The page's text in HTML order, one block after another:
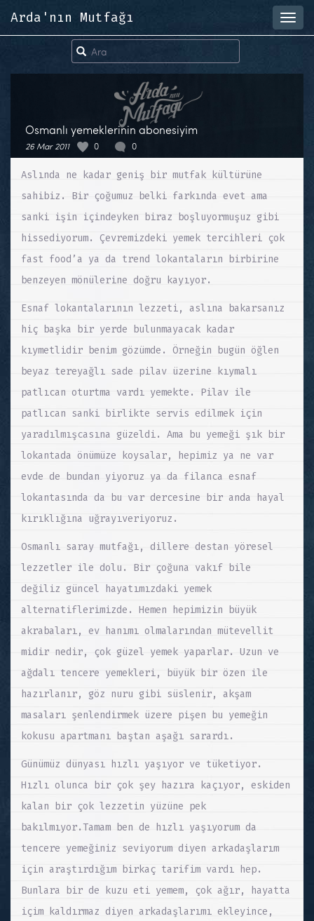
Arda'nın Mutfağı
Osmanlı yemeklerinin abonesiyim
26 Mar 2011 0 0
Aslında ne kadar geniş bir mutfak kültürüne
sahibiz. Bir çoğumuz belki farkında evet ama
sanki işin içindeyken biraz boşluyormuşuz gibi
hissediyorum. Çevremizdeki yemek tercihleri çok
fast food’a ya da trend lokantaların birbirine
benzeyen mönülerine doğru kayıyor.
Esnaf lokantalarının lezzeti, aslına bakarsanız
hiç başka bir yerde bulunmayacak kadar
kıymetlidir benim gözümde. Örneğin bugün öğlen
beyaz tereyağlı sade pilav üzerine kıymalı
patlıcan oturtma vardı yemekte. Pilav ile
patlıcan sanki birlikte servis edilmek için
yaradılmışcasına güzeldi. Ama bu yemeği şık bir
lokantada önümüze koysalar, hepimiz ya ne var
evde de bundan yiyoruz ya da filanca esnaf
lokantasında da bu var dercesine bir anda hayal
kırıklığına uğrayıveriyoruz.
Osmanlı saray mutfağı, dillere destan yöresel
lezzetler ile dolu. Bir çoğuna vakıf bile
değiliz güncel hayatımızdaki yemek
alternatiflerimizde. Hemen hepimizin büyük
akrabaları, ev hanımı olmalarından mütevellit
midir nedir, çok güzel yemek yaparlar. Uzun ve
ağdalı tencere yemekleri, büyük bir özen ile
hazırlanır, göz nuru gibi süslenir, akşam
masaları şenlendirmek üzere pişen bu yemeğin
kokusu apartmanı baştan aşağı sarardı.
Günümüz dünyası hızlı yaşıyor ve tüketiyor.
Hızlı olunca bir çok şey hazıra kaçıyor, eskiden
kalan bir çok lezzetin yüzüne pek
bakılmıyor.Tamam ben de hızlı yaşıyorum da
tencere yemeğiniz seviyorum diyen arkadaşlarım
için araştırdığım birkaç tarifim vardı hep.
Bunlara bir de kuzu eti yemem, çok ağır, hayatta
içim kaldırmaz diyen arkadaşlarımı ekleyince,